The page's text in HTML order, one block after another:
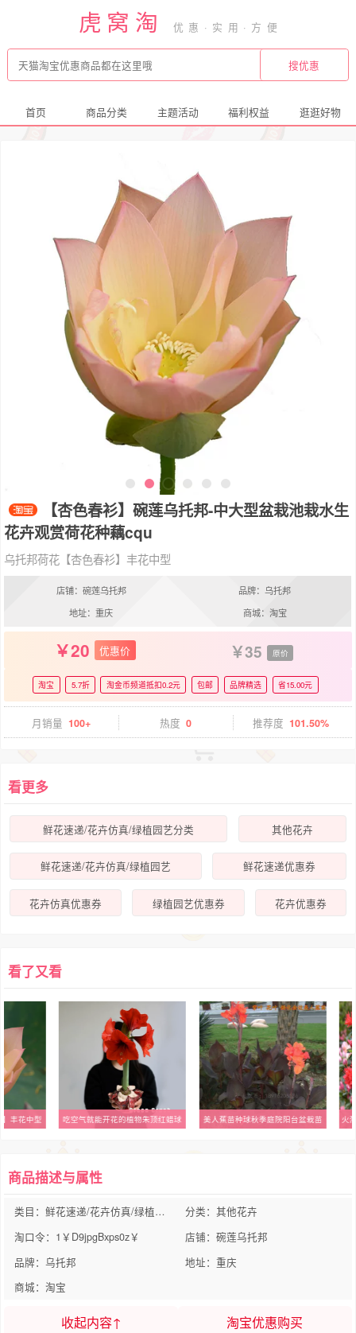
虎窝淘
首页 商品分类 主题活动 福利权益 逛逛好物
【杏色春衫】碗莲乌托邦-中大型盆栽池栽水生
花卉观赏荷花种藕cqu
乌托邦荷花【杏色春衫】丰花中型
店铺：碗莲乌托邦
品牌：乌托邦
地址：重庆
商城：淘宝
20 优惠价 35 原价
淘宝 5.7折 淘金币频道抵扣0.2元 包邮 品牌精选 省15.00元
月销量 100+ 热度 0 推荐度 101.50%
看更多
鲜花速递/花卉仿真/绿植园艺分类 其他花卉
鲜花速递/花卉仿真/绿植园艺 鲜花速递优惠券
花卉仿真优惠券 绿植园艺优惠券 花卉优惠券
看了又看
丰花中型 吃空气就能开花的植物朱顶红蜡球 美人蕉苗种球秋季庭院阳台盆栽苗
商品描述与属性
类目：鲜花速递/花卉仿真/绿植园艺
分类：其他花卉
淘口令：1￥D9jpgBxps0z￥
店铺：碗莲乌托邦
品牌：乌托邦
地址：重庆
商城：淘宝
收起内容↑ 淘宝优惠购买